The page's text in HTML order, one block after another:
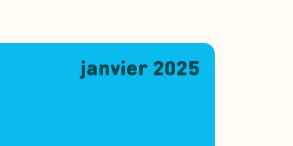
janvier 2025